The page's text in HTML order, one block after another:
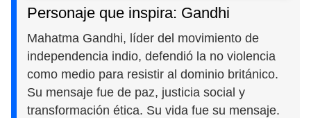
Personaje que inspira: Gandhi
Mahatma Gandhi, líder del movimiento de
independencia indio, defendió la no violencia
como medio para resistir al dominio británico.
Su mensaje fue de paz, justicia social y
transformación ética. Su vida fue su mensaje.